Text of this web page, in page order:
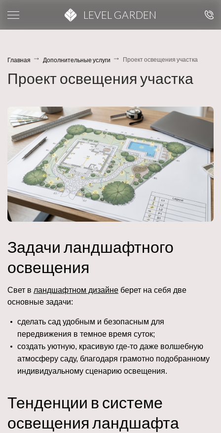
LEVEL GARDEN
Главная Дополнительные услуги Проект освещения участка
Проект освещения участка
Задачи ландшафтного
освещения
Свет в ландшафтном дизайне берет на себя две
основные задачи:
сделать сад удобным и безопасным для
передвижения в темное время суток;
создать уютную, красивую где-то даже волшебную
атмосферу саду, благодаря грамотно подобранному
индивидуальному сценарию освещения.
Тенденции в системе
освещения ландшафта